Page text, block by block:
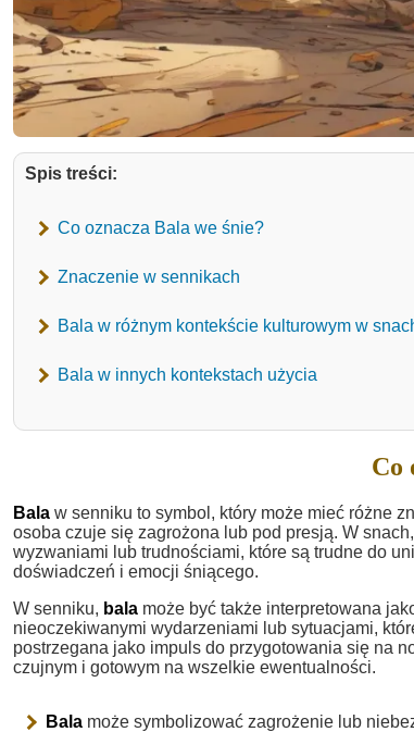
Spis treści:
Co oznacza Bala we śnie?
Znaczenie w sennikach
Bala w różnym kontekście kulturowym w
Bala w innych kontekstach użycia
Co
Bala w senniku to symbol, który może mieć różne
osoba czuje się zagrożona lub pod presją. W snach,
wyzwaniami lub trudnościami, które są trudne do
doświadczeń i emocji śniącego.
W senniku, bala może być także interpretowana
nieoczekiwanymi wydarzeniami lub sytuacjami,
postrzegana jako impuls do przygotowania się na
czujnym i gotowym na wszelkie ewentualności.
Bala może symbolizować zagrożenie lub